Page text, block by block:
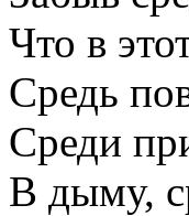
Что в
Средь
Среди
В дыму,